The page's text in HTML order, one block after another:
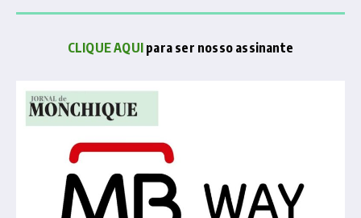
CLIQUE AQUI para ser nosso assinante